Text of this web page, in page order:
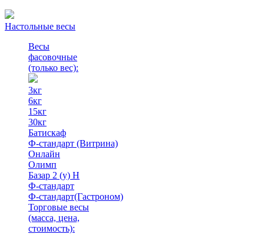
Настольные весы
Весы
фасовочные
(только вес):
3кг
6кг
15кг
30кг
Батискаф
Ф-стандарт (Витрина)
Онлайн
Олимп
Базар 2 (у) Н
Ф-стандарт
Ф-стандарт(Гастроном)
Торговые весы
(масса, цена,
стоимость):